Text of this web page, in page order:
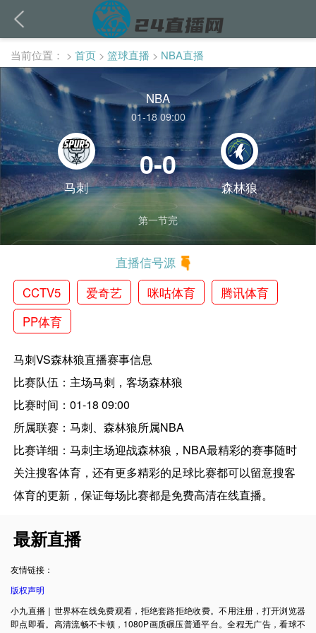
当前位置： > 首页 > 篮球直播 > NBA直播
NBA
01-18 09:00
马刺
0-0
森林狼
第一节完
直播信号源
CCTV5
爱奇艺 咪咕体育
腾讯体育
PP体育
马刺VS森林狼直播赛事信息
比赛队伍：主场马刺，客场森林狼
比赛时间：01-18 09:00
所属联赛：马刺、森林狼所属NBA
比赛详细：马刺主场迎战森林狼，NBA最精彩的赛事随时
关注搜客体育，还有更多精彩的足球比赛都可以留意搜客
体育的更新，保证每场比赛都是免费高清在线直播。
最新直播
友情链接：
版权声明
小九直播｜世界杯在线免费观看，拒绝套路拒绝收费。不用注册，打开浏览器
即点即看。高清流畅不卡顿，1080P画质碾压普通平台。全程无广告，看球不